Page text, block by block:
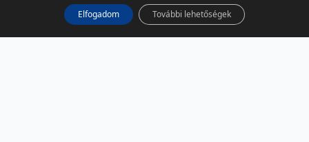
Elfogadom További lehetőségek